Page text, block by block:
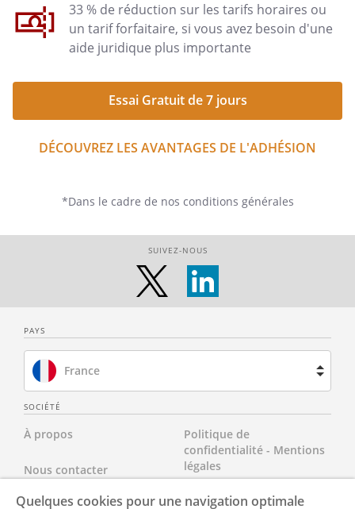
33 % de réduction sur les tarifs horaires ou
un tarif forfaitaire, si vous avez besoin d'une
aide juridique plus importante
Essai Gratuit de 7 jours
DÉCOUVREZ LES AVANTAGES DE L'ADHÉSION
*Dans le cadre de nos conditions générales
SUIVEZ-NOUS
PAYS
France
Espagne
Pays-Bas
SOCIÉTÉ
À propos
Nous contacter
Tous nos documents
Politique de
confidentialité - Mentions
légales
Nos tarifs
Quelques cookies pour une navigation optimale